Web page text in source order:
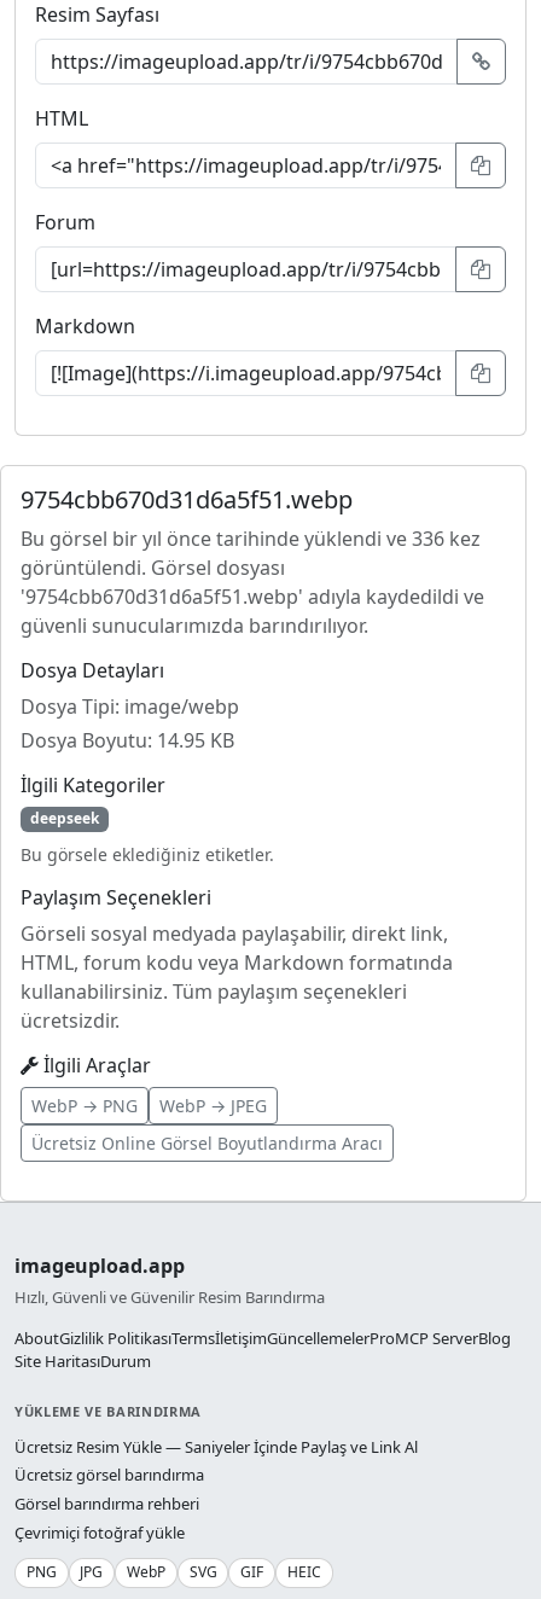
Resim Sayfası
HTML
Forum
Markdown
9754cbb670d31d6a5f51.webp
Bu görsel bir yıl önce tarihinde yüklendi ve 336 kez
görüntülendi. Görsel dosyası
'9754cbb670d31d6a5f51.webp' adıyla kaydedildi ve
güvenli sunucularımızda barındırılıyor.
Dosya Detayları
Dosya Tipi: image/webp
Dosya Boyutu: 14.95 KB
İlgili Kategoriler
deepseek
Bu görsele eklediğiniz etiketler.
Paylaşım Seçenekleri
Görseli sosyal medyada paylaşabilir, direkt link,
HTML, forum kodu veya Markdown formatında
kullanabilirsiniz. Tüm paylaşım seçenekleri
ücretsizdir.
İlgili Araçlar
WebP → PNG
WebP → JPEG
Ücretsiz Online Görsel Boyutlandırma Aracı
imageupload.app
Hızlı, Güvenli ve Güvenilir Resim Barındırma
AboutGizlilik PolitikasıTermsİletişimGüncellemelerProMCP ServerBlog
Site HaritasıDurum
YÜKLEME VE BARINDIRMA
Ücretsiz Resim Yükle — Saniyeler İçinde Paylaş ve Link Al
Ücretsiz görsel barındırma
Görsel barındırma rehberi
Çevrimiçi fotoğraf yükle
PNG JPG WebP SVG GIF HEIC